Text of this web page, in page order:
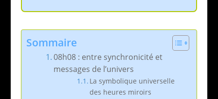
Sommaire
08h08 : entre synchronicité et
messages de l’univers
La symbolique universelle
des heures miroirs